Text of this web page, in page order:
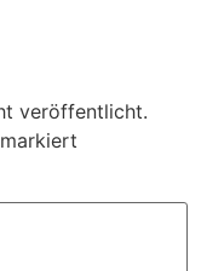
veröffentlicht.
markiert